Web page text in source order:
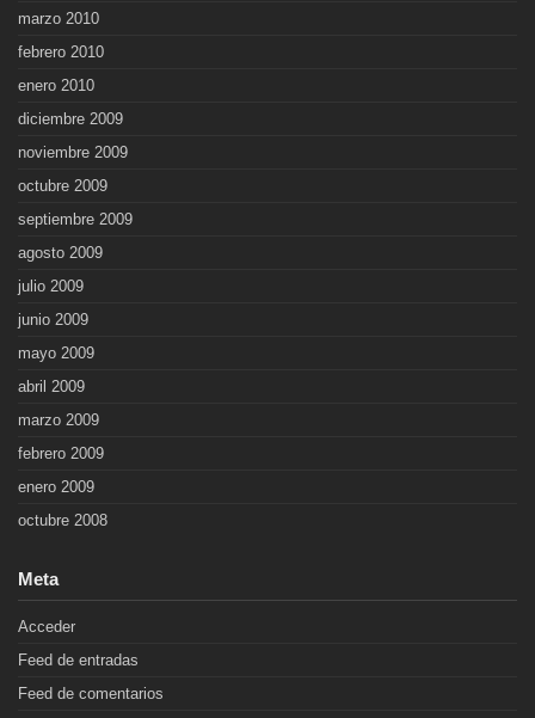
marzo 2010
febrero 2010
enero 2010
diciembre 2009
noviembre 2009
octubre 2009
septiembre 2009
agosto 2009
julio 2009
junio 2009
mayo 2009
abril 2009
marzo 2009
febrero 2009
enero 2009
octubre 2008
Meta
Acceder
Feed de entradas
Feed de comentarios